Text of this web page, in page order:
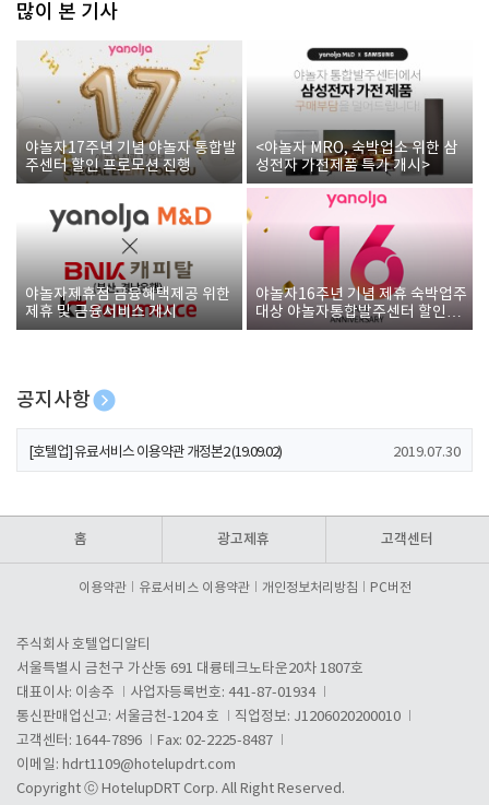
많이 본 기사
야놀자17주년 기념 야놀자 통합발
주센터 할인 프로모션 진행
<야놀자 MRO, 숙박업소 위한 삼
성전자 가전제품 특가 개시>
야놀자제휴점 금융혜택제공 위한
제휴 및 금융서비스 게시
야놀자16주년 기념 제휴 숙박업주
대상 야놀자통합발주센터 할인쿠
폰 증정
공지사항
[호텔업] 개인정보 처리방침 개정본1 (19.09.02)
[호텔업] 유료서비스 이용약관 개정본2 (19.09.02) 2019.07.30
홈 광고제휴 고객센터
이용약관 유료서비스 이용약관 개인정보처리방침 PC버전
주식회사 호텔업디알티
서울특별시 금천구 가산동 691 대륭테크노타운20차 1807호
대표이사: 이송주
사업자등록번호: 441-87-01934
통신판매업신고: 서울금천-1204 호
직업정보: J1206020200010
고객센터: 1644-7896
Fax: 02-2225-8487
이메일: hdrt1109@hotelupdrt.com
Copyright ⓒ HotelupDRT Corp. All Right Reserved.